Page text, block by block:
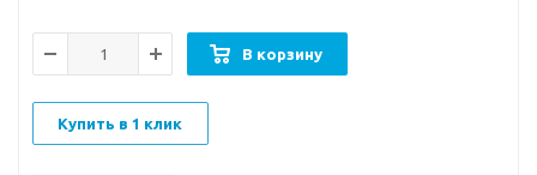
присудил SPA первое место среди 2000 водных марок.
Рекомендации к употреблению:
В корзину
Купить в 1 клик